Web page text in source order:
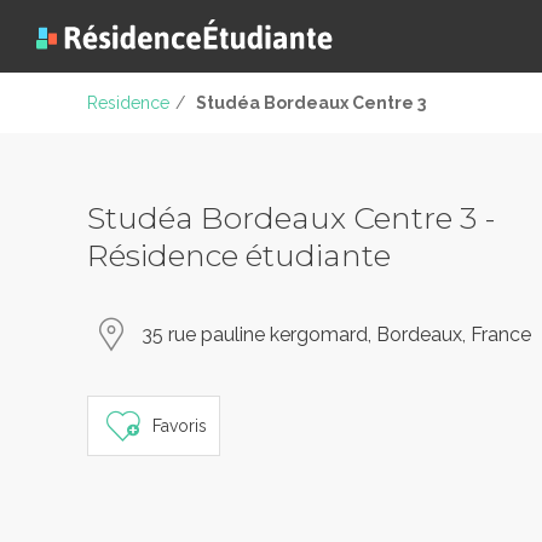
Residence / Studéa Bordeaux Centre 3
Studéa Bordeaux Centre 3 -
Résidence étudiante
35 rue pauline kergomard, Bordeaux, France
Favoris